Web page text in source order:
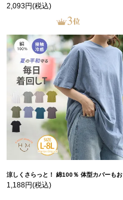
2,093円(税込)
涼しくさらっと！ 綿100％ 体型カバーもお洒落も叶える 風合いコットン ゆるシルエット ドルマン | 大きいサイズの通販ならハッピーマリリン
1,188円(税込)